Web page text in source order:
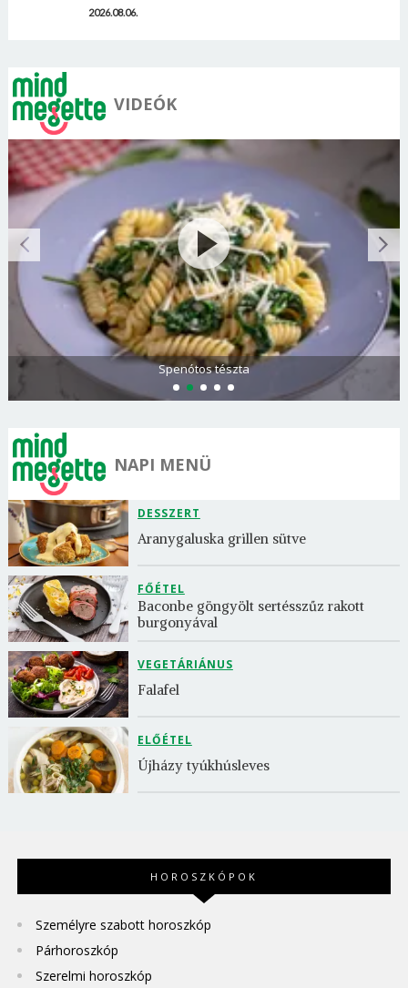
2026.08.06.
VIDEÓK
Spenótos tészta
NAPI MENÜ
DESSZERT
Aranygaluska grillen sütve
FŐÉTEL
Baconbe göngyölt sertésszűz rakott
burgonyával
VEGETÁRIÁNUS
Falafel
ELŐÉTEL
Újházy tyúkhúsleves
HOROSZKÓPOK
Személyre szabott horoszkóp
Párhoroszkóp
Szerelmi horoszkóp